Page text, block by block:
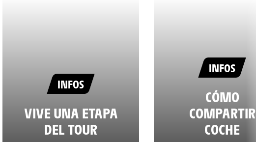
INFOS
VIVE UNA ETAPA
DEL TOUR
INFOS
CÓMO
COMPARTIR
COCHE